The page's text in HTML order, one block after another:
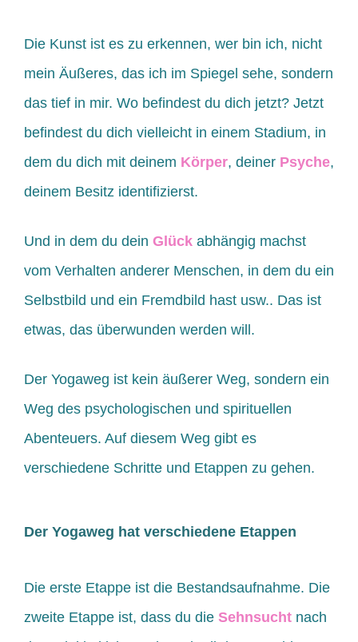
Die Kunst ist es zu erkennen, wer bin ich, nicht
mein Äußeres, das ich im Spiegel sehe, sondern
das tief in mir. Wo befindest du dich jetzt? Jetzt
befindest du dich vielleicht in einem Stadium, in
dem du dich mit deinem Körper, deiner Psyche,
deinem Besitz identifizierst.
Und in dem du dein Glück abhängig machst
vom Verhalten anderer Menschen, in dem du ein
Selbstbild und ein Fremdbild hast usw.. Das ist
etwas, das überwunden werden will.
Der Yogaweg ist kein äußerer Weg, sondern ein
Weg des psychologischen und spirituellen
Abenteuers. Auf diesem Weg gibt es
verschiedene Schritte und Etappen zu gehen.
Der Yogaweg hat verschiedene Etappen
Die erste Etappe ist die Bestandsaufnahme. Die
zweite Etappe ist, dass du die Sehnsucht nach